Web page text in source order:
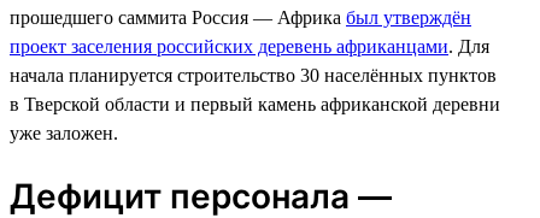
прошедшего саммита Россия — Африка был утверждён
проект заселения российских деревень африканцами. Для
начала планируется строительство 30 населённых пунктов
в Тверской области и первый камень африканской деревни
уже заложен.
Дефицит персонала —